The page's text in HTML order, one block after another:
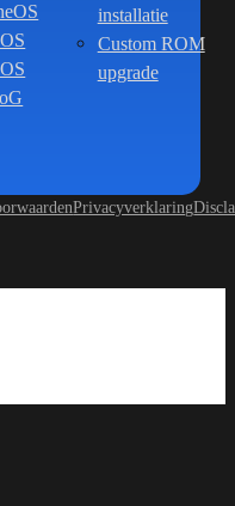
installatie
Custom ROM
upgrade
Privacyverklaring